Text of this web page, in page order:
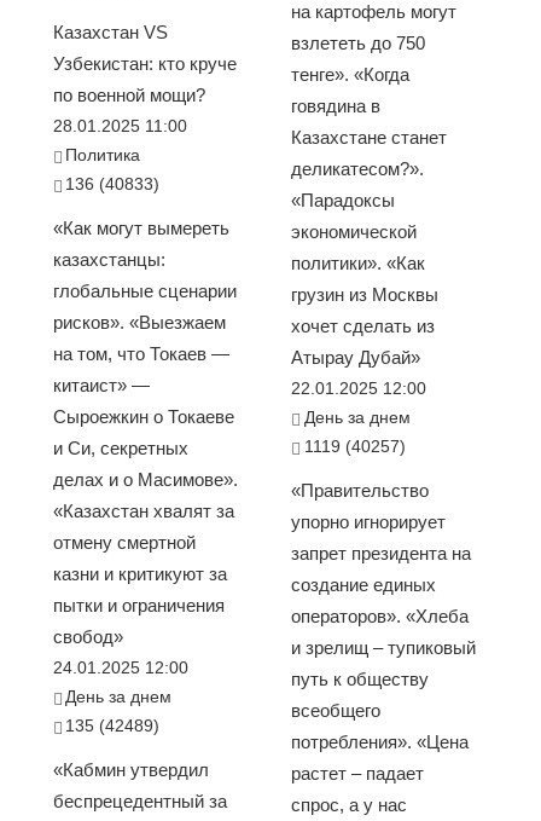
Казахстан VS
Узбекистан: кто круче
по военной мощи?
28.01.2025 11:00
Политика
136 (40833)
«Как могут вымереть
казахстанцы:
глобальные сценарии
рисков». «Выезжаем
на том, что Токаев —
китаист» —
Сыроежкин о Токаеве
и Си, секретных
делах и о Масимове».
«Казахстан хвалят за
отмену смертной
казни и критикуют за
пытки и ограничения
свобод»
24.01.2025 12:00
День за днем
135 (42489)
«Кабмин утвердил
беспрецедентный за
на картофель могут
взлететь до 750
тенге». «Когда
говядина в
Казахстане станет
деликатесом?».
«Парадоксы
экономической
политики». «Как
грузин из Москвы
хочет сделать из
Атырау Дубай»
22.01.2025 12:00
День за днем
1119 (40257)
«Правительство
упорно игнорирует
запрет президента на
создание единых
операторов». «Хлеба
и зрелищ – тупиковый
путь к обществу
всеобщего
потребления». «Цена
растет – падает
спрос, а у нас